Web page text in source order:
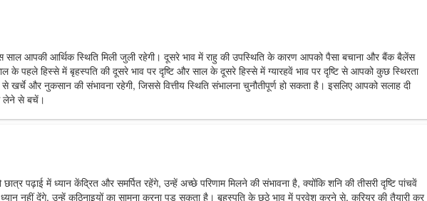
आपकी आर्थिक स्थिति मिली जुली रहेगी। दूसरे भाव में राहु की उपस्थिति के कारण आपको पैसा बचाना और बैंक बैलेंस
के पहले हिस्से में बृहस्पति की दूसरे भाव पर दृष्टि और साल के दूसरे हिस्से में ग्यारहवें भाव पर दृष्टि से आपको कुछ स्थिरता
खर्चे और नुकसान की संभावना रहेगी, जिससे वित्तीय स्थिति संभालना चुनौतीपूर्ण हो सकता है। इसलिए आपको सलाह दी
लेने से बचें।
पढ़ाई में ध्यान केंद्रित और समर्पित रहेंगे, उन्हें अच्छे परिणाम मिलने की संभावना है, क्योंकि शनि की तीसरी दृष्टि पांचवें
नहीं देंगे, उन्हें कठिनाइयों का सामना करना पड़ सकता है। बृहस्पति के छठे भाव में प्रवेश करने से, करियर की तैयारी कर